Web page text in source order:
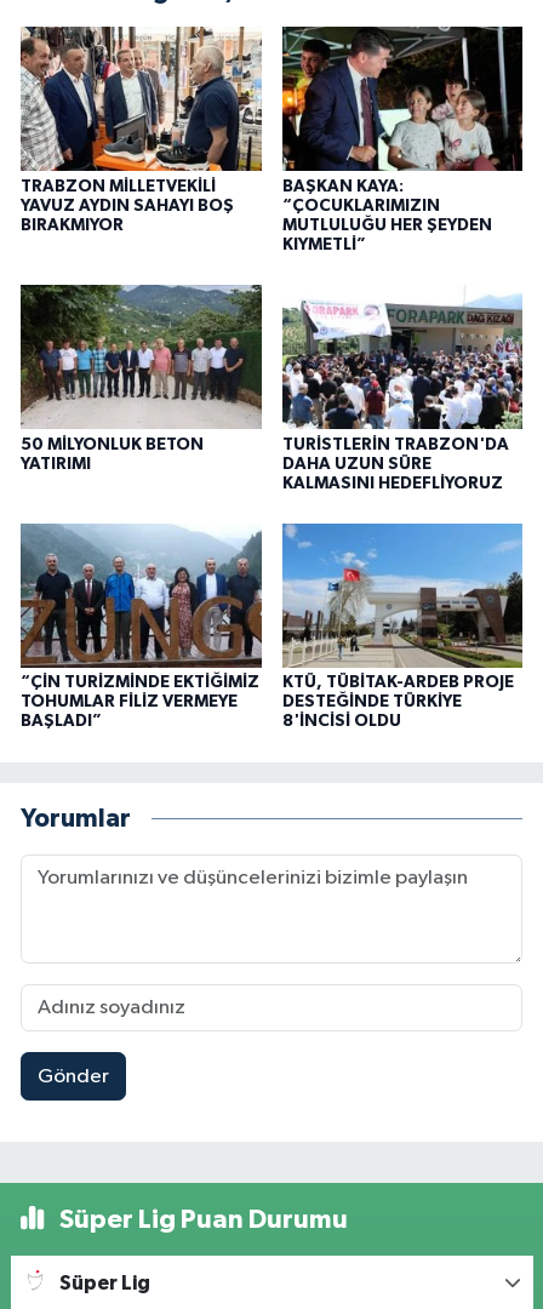
TRABZON MİLLETVEKİLİ
YAVUZ AYDIN SAHAYI BOŞ
BIRAKMIYOR
BAŞKAN KAYA:
“ÇOCUKLARIMIZIN
MUTLULUĞU HER ŞEYDEN
KIYMETLİ”
50 MİLYONLUK BETON
YATIRIMI
TURİSTLERİN TRABZON'DA
DAHA UZUN SÜRE
KALMASINI HEDEFLİYORUZ
“ÇİN TURİZMİNDE EKTİĞİMİZ
TOHUMLAR FİLİZ VERMEYE
BAŞLADI”
KTÜ, TÜBİTAK-ARDEB PROJE
DESTEĞİNDE TÜRKİYE
8'İNCİSİ OLDU
Yorumlar
Gönder
Süper Lig Puan Durumu
Süper Lig